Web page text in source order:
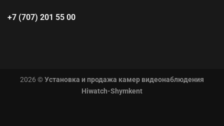
+7 (707) 201 55 00
2026 ©Установка и продажа камер видеонаблюдения
Hiwatch-Shymkent